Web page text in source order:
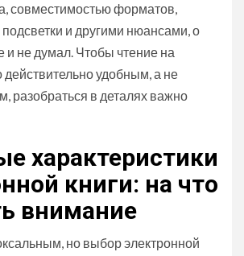
совместимостью форматов,
и другими нюансами, о
и не думал. Чтобы чтение на
действительно удобным, а не
разобраться в деталях важно
характеристики
книги: на что
внимание
но выбор электронной